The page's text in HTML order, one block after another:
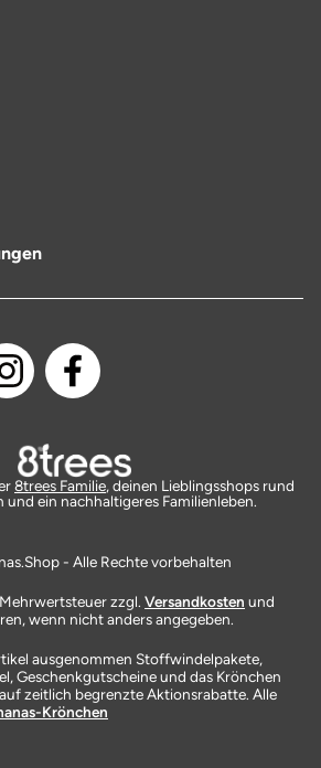
8trees Familie, deinen Lieblingsshops rund
ein nachhaltigeres Familienleben.
- Alle Rechte vorbehalten
zzgl. Versandkosten und
wenn nicht anders angegeben.
ausgenommen Stoffwindelpakete,
Geschenkgutscheine und das Krönchen
zeitlich begrenzte Aktionsrabatte. Alle
Krönchen